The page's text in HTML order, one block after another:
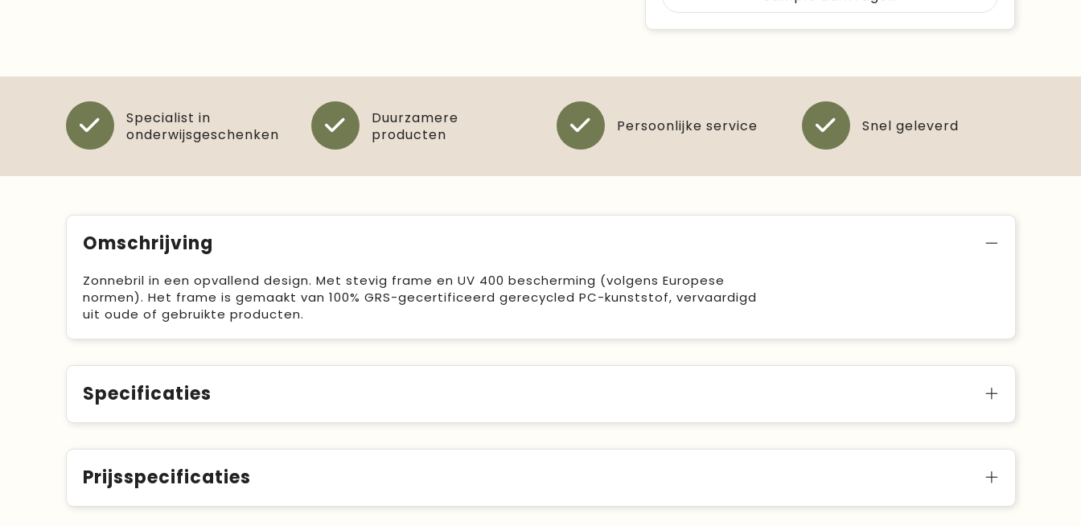
Specialist in
onderwijsgeschenken
Duurzamere
producten
Persoonlijke service Snel geleverd
Omschrijving
Zonnebril in een opvallend design. Met stevig frame en UV 400 bescherming (volgens Europese
normen). Het frame is gemaakt van 100% GRS-gecertificeerd gerecycled PC-kunststof, vervaardigd
uit oude of gebruikte producten.
Specificaties
Prijsspecificaties